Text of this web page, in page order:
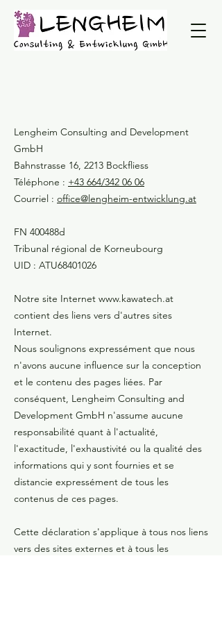
Lengheim Consulting and Development
GmbH
Bahnstrasse 16, 2213 Bockfliess
Téléphone : +43 664/342 06 06
Courriel : office@lengheim-entwicklung.at
FN 400488d
Tribunal régional de Korneubourg
UID : ATU68401026
Notre site Internet www.kawatech.at
contient des liens vers d'autres sites
Internet.
Nous soulignons expressément que nous
n'avons aucune influence sur la conception
et le contenu des pages liées. Par
conséquent, Lengheim Consulting and
Development GmbH n'assume aucune
responsabilité quant à l'actualité,
l'exactitude, l'exhaustivité ou la qualité des
informations qui y sont fournies et se
distancie expressément de tous les
contenus de ces pages.
Cette déclaration s'applique à tous nos liens
vers des sites externes et à tous les